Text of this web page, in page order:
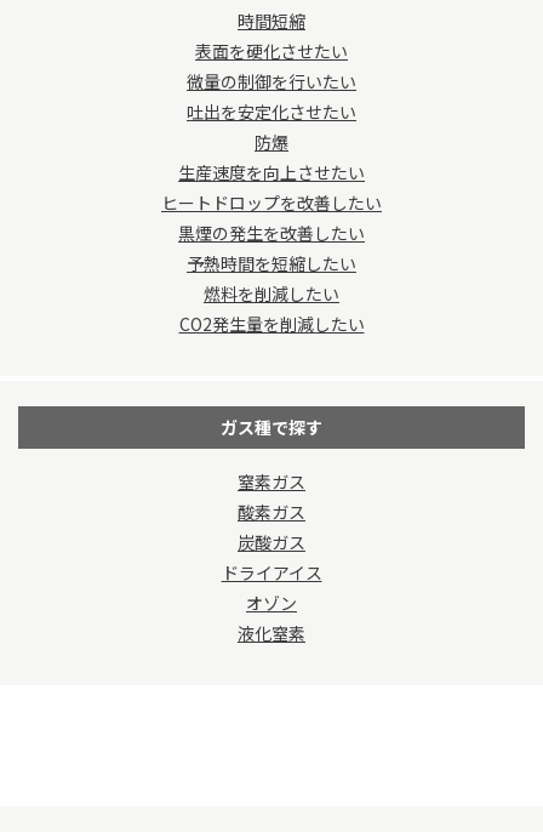
時間短縮
表面を硬化させたい
微量の制御を行いたい
吐出を安定化させたい
防爆
生産速度を向上させたい
ヒートドロップを改善したい
黒煙の発生を改善したい
予熱時間を短縮したい
燃料を削減したい
CO2発生量を削減したい
ガス種で探す
窒素ガス
酸素ガス
炭酸ガス
ドライアイス
オゾン
液化窒素